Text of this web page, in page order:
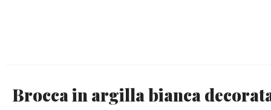
Brocca in argilla bianca